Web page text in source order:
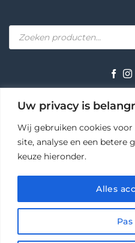
Uw privacy is
Wij gebruiken cookies
site, analyse en een betere
keuze hieronder.
Alles
Pak 10% korting op je
KOPIEER
Producten
zoeken